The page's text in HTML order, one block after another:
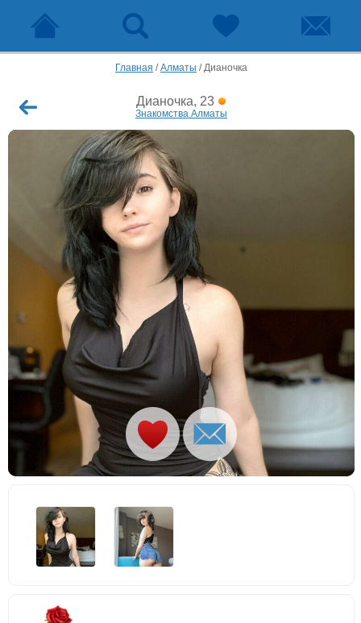
Главная /Алматы /Дианочка
Дианочка, 23
Знакомства Алматы